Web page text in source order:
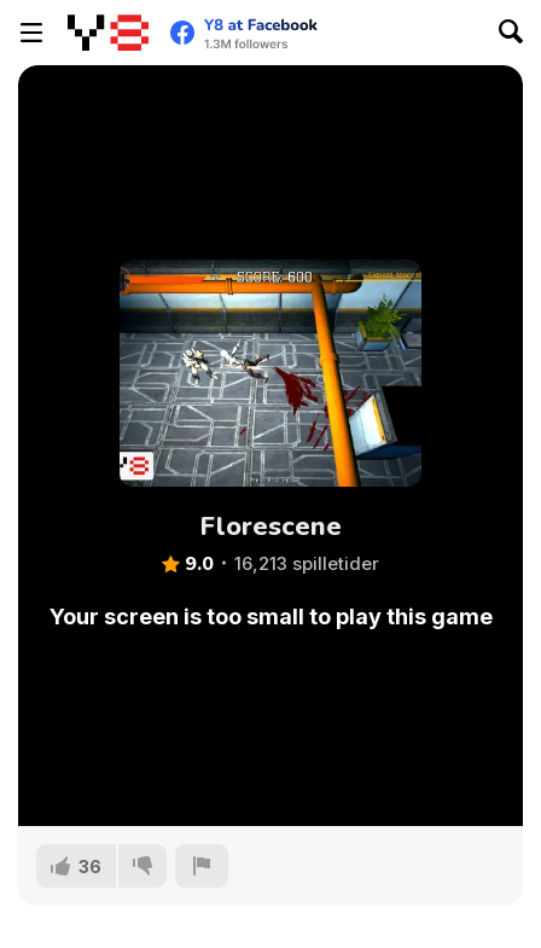
Florescene
9.0 16,213 spilletider
Your screen is too small to play this game
36